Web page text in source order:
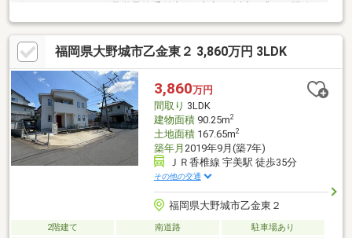
感あふれるスカイバルコニー♪■大野東小中学校まで徒歩5分圏内
で子育て世帯に安心安全☆■並列駐車3台可能で出し入れスムーズ
な駐車場■家計にやさしいオール電化住宅■暮らしにゆとりをもた
らす豊富な収納付き■開放感あふれる吹き抜けが家族を包む住ま
い！～ご来店の場合～西鉄春日原駅からは徒歩約13分。筒井4丁
目交差点そば、ダイレックス大野城店さんの目の前です。駐車ス
ペースは店舗横に5台分ございます。
福岡県大野城市乙金東２ 3,860万円 3LDK
3,860万円
間取り 3LDK
建物面積90.25m2
土地面積167.65m2
築年月 2019年9月(築7年)
ＪＲ香椎線 宇美駅 徒歩35分
その他の交通
福岡県大野城市乙金東２
2階建て 南道路
駐車場あり